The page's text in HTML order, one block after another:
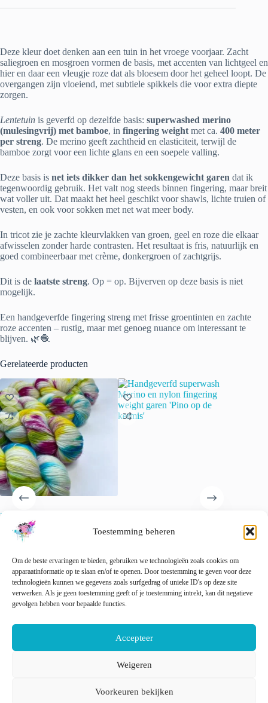
Toestemming beheren
Om de beste ervaringen te bieden, gebruiken we technologieën zoals cookies om
apparaatinformatie op te slaan en/of te openen. Door toestemming te geven voor deze
technologieën kunnen we gegevens zoals surfgedrag of unieke ID's op deze site
verwerken. Als je geen toestemming geeft of je toestemming intrekt, kan dit negatieve
gevolgen hebben voor bepaalde functies.
Accepteer
Weigeren
Voorkeuren bekijken
Deze kleur doet denken aan een tuin in het vroege voorjaar. Zacht
saliegroen en mosgroen vormen de basis, met accenten van lichtgeel en
hier en daar een vleugje roze dat als bloesem door het geheel loopt. De
overgangen zijn vloeiend, met subtiele spikkels die voor extra diepte
zorgen.
Lentetuin is geverfd op dezelfde basis: superwashed merino
(mulesingvrij) met bamboe, in fingering weight met ca. 400 meter
per streng. De merino geeft zachtheid en elasticiteit, terwijl de
bamboe zorgt voor een lichte glans en een soepele valling.
Deze basis is net iets dikker dan het sokkengewicht garen dat ik
tegenwoordig gebruik. Het valt nog steeds binnen fingering, maar breit
wat voller uit. Dat maakt het heel geschikt voor shawls, lichte truien of
vesten, en ook voor sokken met net wat meer body.
In tricot zie je zachte kleurvlakken van groen, geel en roze die elkaar
afwisselen zonder harde contrasten. Het resultaat is fris, natuurlijk en
goed combineerbaar met crème, donkergroen of zachtgrijs.
Dit is de laatste streng. Op = op. Bijverven op deze basis is niet
mogelijk.
Een handgeverfde fingering streng met frisse groentinten en zachte
roze accenten – rustig, maar met genoeg nuance om interessant te
blijven. 🌿🧶
Gerelateerde producten
Handgeverfd superwash
Merino single ply sokkengaren
garen. Twister
🚨 Nog maar1op voorraad!
Opties selecteren
Merino en nylon fingering
weight garen ‘Pino op de
€22.00 incl. btw
Dit
product
variaties.
Deze
optie
worden
Dit
product
heeft
Deze